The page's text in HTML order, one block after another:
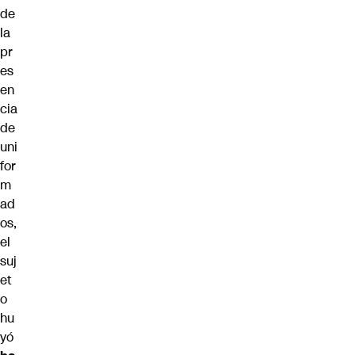
de
la
pr
es
en
cia
de
uni
for
m
ad
os,
el
suj
et
o
hu
yó